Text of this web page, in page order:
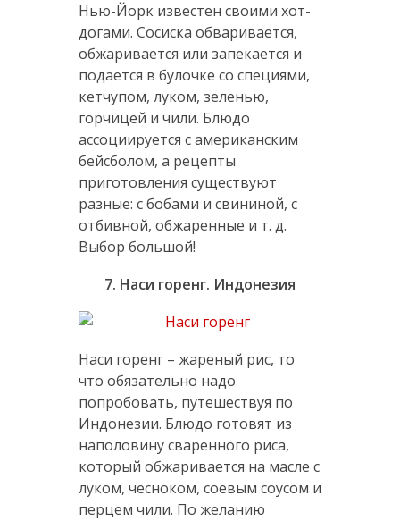
Нью-Йорк известен своими хот-
догами. Сосиска обваривается,
обжаривается или запекается и
подается в булочке со специями,
кетчупом, луком, зеленью,
горчицей и чили. Блюдо
ассоциируется с американским
бейсболом, а рецепты
приготовления существуют
разные: с бобами и свининой, с
отбивной, обжаренные и т. д.
Выбор большой!
7. Наси горенг. Индонезия
Наси горенг – жареный рис, то
что обязательно надо
попробовать, путешествуя по
Индонезии. Блюдо готовят из
наполовину сваренного риса,
который обжаривается на масле с
луком, чесноком, соевым соусом и
перцем чили. По желанию